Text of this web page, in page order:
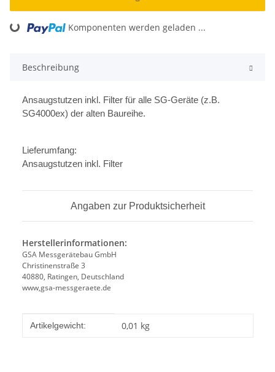
Loading... Komponenten werden geladen ...
Beschreibung
Ansaugstutzen inkl. Filter für alle SG-Geräte (z.B.
SG4000ex) der alten Baureihe.
Lieferumfang:
Ansaugstutzen inkl. Filter
Angaben zur Produktsicherheit
Herstellerinformationen:
GSA Messgerätebau GmbH
Christinenstraße 3
40880, Ratingen, Deutschland
www,gsa-messgeraete.de
Produkteigenschaft
Wert
Artikelgewicht: 0,01 kg